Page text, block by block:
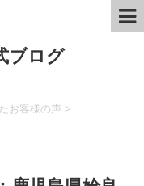
ブログ
お客様の声 >